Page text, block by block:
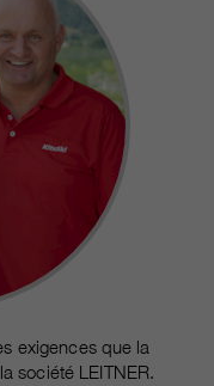
exigences que la
société LEITNER.